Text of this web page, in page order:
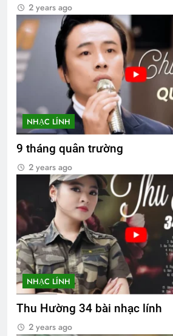
2 years ago
NHẠC LÍNH
9 tháng quân trường
2 years ago
NHẠC LÍNH
Thu Hường 34 bài nhạc lính
2 years ago